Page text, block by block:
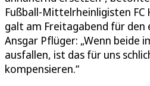
Fußball-Mittelrheinligisten FC
galt am Freitagabend für den
Ansgar Pflüger: „Wenn beide
ausfallen, ist das für uns
kompensieren.“